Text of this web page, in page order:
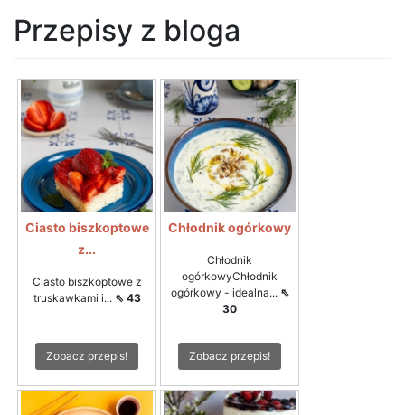
Przepisy z bloga
Ciasto biszkoptowe
z...
Ciasto biszkoptowe z
truskawkami i... ⇖ 43
Zobacz przepis!
Chłodnik ogórkowy
Chłodnik
ogórkowyChłodnik
ogórkowy - idealna... ⇖
30
Zobacz przepis!